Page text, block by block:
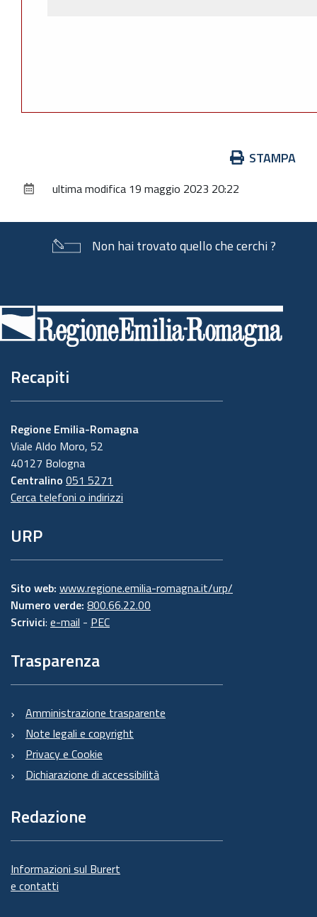
documento
STAMPA
ultima modifica 19 maggio 2023 20:22
Non hai trovato quello che cerchi ?
di
pagina
Recapiti
Regione Emilia-Romagna
Viale Aldo Moro, 52
40127 Bologna
Centralino 051 5271
Cerca telefoni o indirizzi
URP
Sito web: www.regione.emilia-romagna.it/urp/
Numero verde: 800.66.22.00
Scrivici: e-mail - PEC
Trasparenza
Amministrazione trasparente
Note legali e copyright
Privacy e Cookie
Dichiarazione di accessibilità
Redazione
Informazioni sul Burert
e contatti